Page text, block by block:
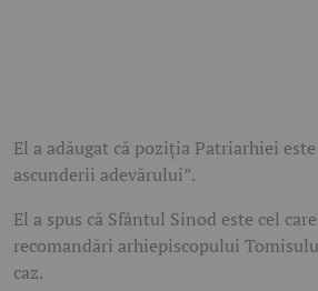
El a adăugat că poziţia Patriarhiei
ascunderii adevărului”.
El a spus că Sfântul Sinod este cel
recomandări arhiepiscopului
caz.